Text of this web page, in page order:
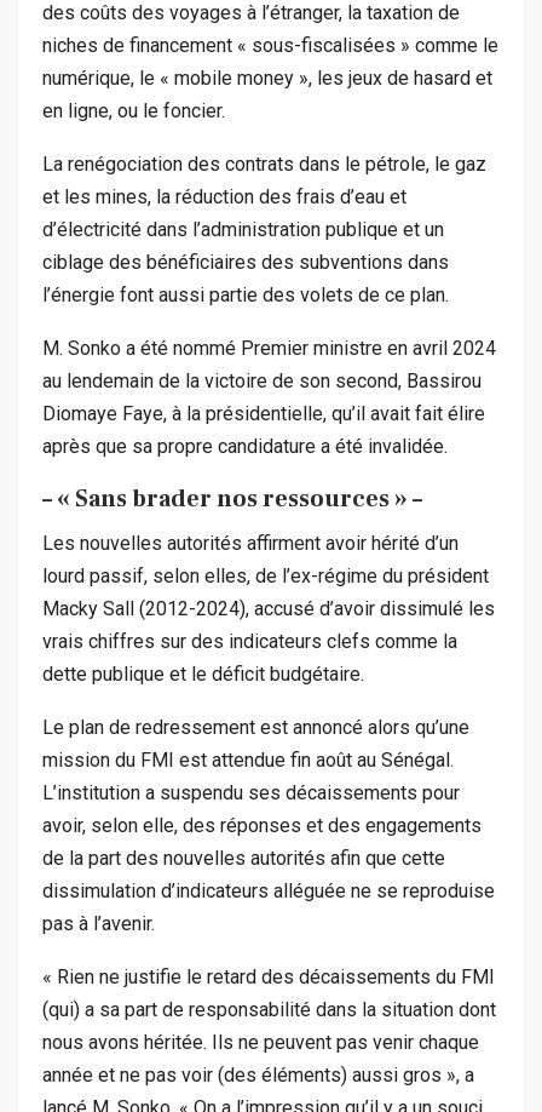
des coûts des voyages à l’étranger, la taxation de
niches de financement « sous-fiscalisées » comme le
numérique, le « mobile money », les jeux de hasard et
en ligne, ou le foncier.
La renégociation des contrats dans le pétrole, le gaz
et les mines, la réduction des frais d’eau et
d’électricité dans l’administration publique et un
ciblage des bénéficiaires des subventions dans
l’énergie font aussi partie des volets de ce plan.
M. Sonko a été nommé Premier ministre en avril 2024
au lendemain de la victoire de son second, Bassirou
Diomaye Faye, à la présidentielle, qu’il avait fait élire
après que sa propre candidature a été invalidée.
– « Sans brader nos ressources » –
Les nouvelles autorités affirment avoir hérité d’un
lourd passif, selon elles, de l’ex-régime du président
Macky Sall (2012-2024), accusé d’avoir dissimulé les
vrais chiffres sur des indicateurs clefs comme la
dette publique et le déficit budgétaire.
Le plan de redressement est annoncé alors qu’une
mission du FMI est attendue fin août au Sénégal.
L’institution a suspendu ses décaissements pour
avoir, selon elle, des réponses et des engagements
de la part des nouvelles autorités afin que cette
dissimulation d’indicateurs alléguée ne se reproduise
pas à l’avenir.
« Rien ne justifie le retard des décaissements du FMI
(qui) a sa part de responsabilité dans la situation dont
nous avons héritée. Ils ne peuvent pas venir chaque
année et ne pas voir (des éléments) aussi gros », a